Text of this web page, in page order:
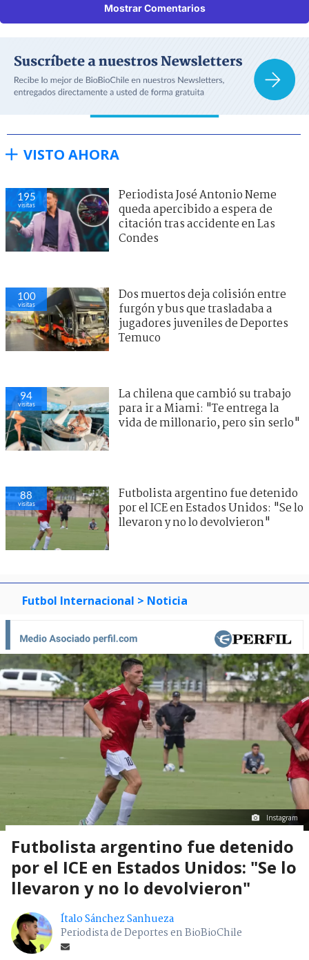
Mostrar Comentarios
VISTO AHORA
195
visitas
Periodista José Antonio Neme
queda apercibido a espera de
citación tras accidente en Las
Condes
100
visitas
Dos muertos deja colisión entre
furgón y bus que trasladaba a
jugadores juveniles de Deportes
Temuco
94
visitas
La chilena que cambió su trabajo
para ir a Miami: "Te entrega la
vida de millonario, pero sin serlo"
88
visitas
Futbolista argentino fue detenido
por el ICE en Estados Unidos: "Se lo
llevaron y no lo devolvieron"
Futbol Internacional > Noticia
Instagram
Futbolista argentino fue detenido
por el ICE en Estados Unidos: "Se lo
llevaron y no lo devolvieron"
Ítalo Sánchez Sanhueza
Periodista de Deportes en BioBioChile